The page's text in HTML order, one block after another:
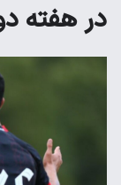
در هفته